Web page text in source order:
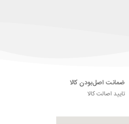
ضمانت اصل‌بودن کالا
تایید اصالت کالا